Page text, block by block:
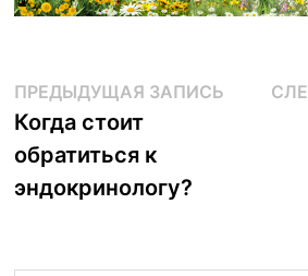
Навигация
по
записям
ПРЕДЫДУЩАЯ ЗАПИСЬ
Когда стоит
обратиться к
эндокринологу?